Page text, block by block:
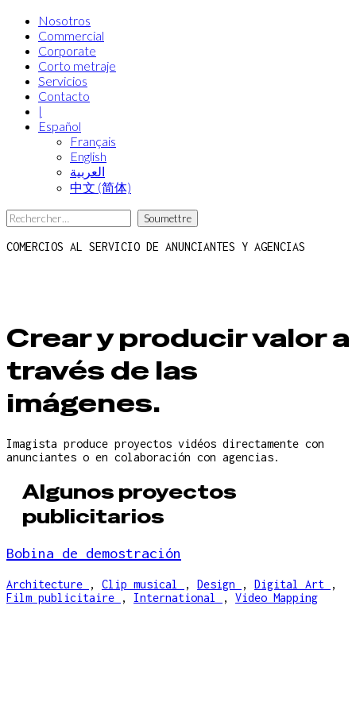
Nosotros
Commercial
Corporate
Corto metraje
Servicios
Contacto
|
Español
Français
English
العربية‏
中文 (简体)
COMERCIOS AL SERVICIO DE ANUNCIANTES Y AGENCIAS
Crear y producir valor a
través de las
imágenes.
Imagista produce proyectos vidéos directamente con
anunciantes o en colaboración con agencias.
Algunos proyectos
publicitarios
Bobina de demostración
Architecture , Clip musical , Design , Digital Art
,
Film publicitaire
, International , Video Mapping